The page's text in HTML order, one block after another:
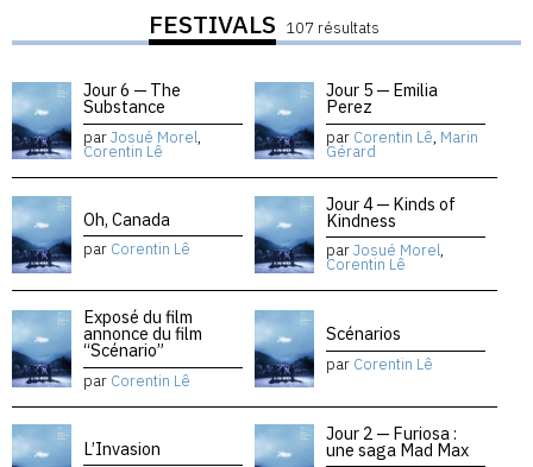
FESTIVALS 107 résultats
Jour 6 — The
Substance
parJosué Morel,
Corentin Lê
Jour 5 — Emilia
Perez
par Corentin Lê, Marin
Gérard
Oh, Canada
par Corentin Lê
Jour 4 — Kinds of
Kindness
parJosué Morel,
Corentin Lê
Exposé du film
annonce du film
“Scénario”
par Corentin Lê
Scénarios
par Corentin Lê
L’Invasion
Jour 2 — Furiosa :
une saga Mad Max